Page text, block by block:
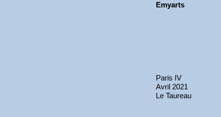
Emyarts
Paris IV
Avril 2021
Le Taureau